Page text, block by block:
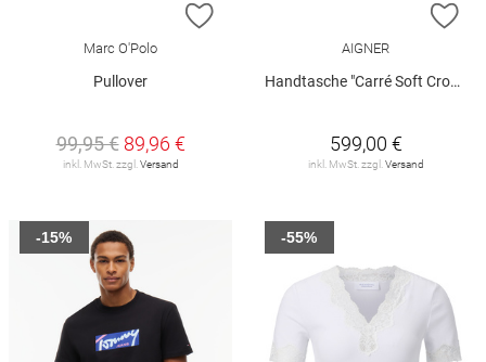
ZUR WUNSCHLISTE HINZUFÜGEN
Marc O'Polo
Pullover
99,95 € 89,96 €
inkl. MwSt. zzgl. Versand
AIGNER
Handtasche "Carré Soft Croco"
599,00 €
inkl. MwSt. zzgl. Versand
-15% -55%